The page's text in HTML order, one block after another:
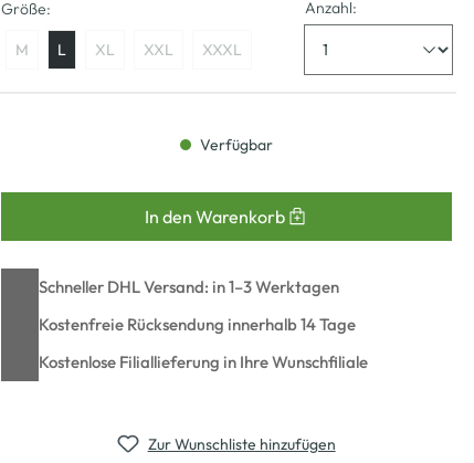
Größe:
M L XL XXL XXXL
Anzahl:
Verfügbar
In den Warenkorb
Schneller DHL Versand: in 1–3 Werktagen
Kostenfreie Rücksendung innerhalb 14 Tage
Kostenlose Filiallieferung in Ihre Wunschfiliale
Zur Wunschliste hinzufügen